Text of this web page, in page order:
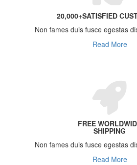
20,000+SATISFIED
Non fames duis fusce egestas
Read More
FREE
SHIPPING
Non fames duis fusce egestas
Read More